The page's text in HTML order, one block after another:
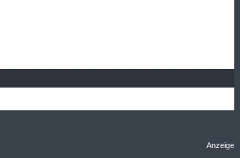
Anzeige